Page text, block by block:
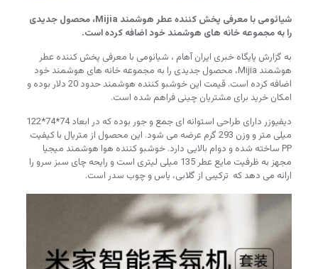
شیائومی با معرفی پخش کننده عطر هوشمند Mijia، محصول جدیدی
را به مجموعه خانه های هوشمند خود اضافه کرده است.
به گزارش پایگاه خبری ایران آهام ، شیائومی با معرفی پخش کننده عطر
هوشمند Mijia، محصول جدیدی را به مجموعه خانه های هوشمند خود
اضافه کرده است. قیمت این خوشبو کننده هوشمند حدود 20 دلار بوده و
امکان خرید برای مشتریان چینی فراهم شده است.
دیفیوزر دارای طراحی استوانه ای جمع و جور بوده که در ابعاد 74*74*122
میلی متر و وزن 293 گرم عرضه می شود. این محصول از متریال با کیفیت
PP ساخته شده و دوام بالایی دارد. خوشبو کننده هوا هوشمند میجیا
مجهز به ظرفیت مایع عطر 135 میلی لیتری است و رایحه چای سبز سرو را
ارائه می دهد که ترکیبی از گلابی، یاس و چوب سدر است.